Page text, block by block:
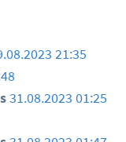
21:35
31.08.2023 01:25